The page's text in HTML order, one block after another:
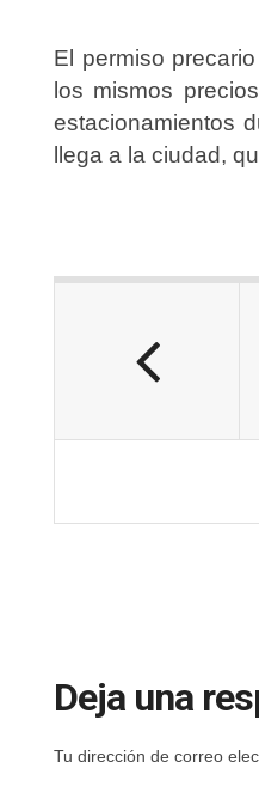
El permiso
los mismos
estacionamientos
llega a la ciudad,
Deja una
Tu dirección de correo